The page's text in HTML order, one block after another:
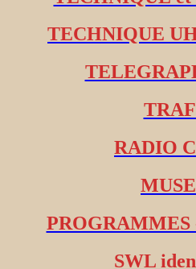
TECHNIQUE
RADIO
SWL